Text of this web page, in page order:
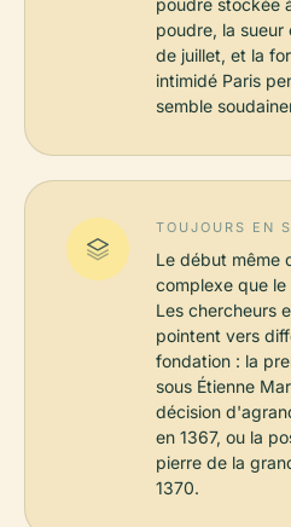
poudre stockée
poudre, la sueur
de juillet, et la
intimidé Paris
semble
TOUJOURS EN
Le début même
complexe que
Les chercheurs
pointent vers
fondation : la
sous Étienne
décision
en 1367, ou la
pierre de la
1370.